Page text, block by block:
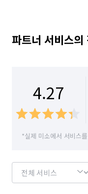
전남 화순군
파트너 서비스의
4.27
*실제 미소에서 서비스